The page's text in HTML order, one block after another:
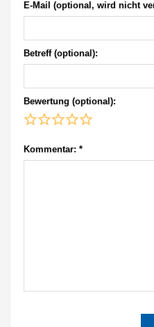
E-Mail (optional, wird nicht
Betreff (optional):
Bewertung (optional):
Kommentar: *